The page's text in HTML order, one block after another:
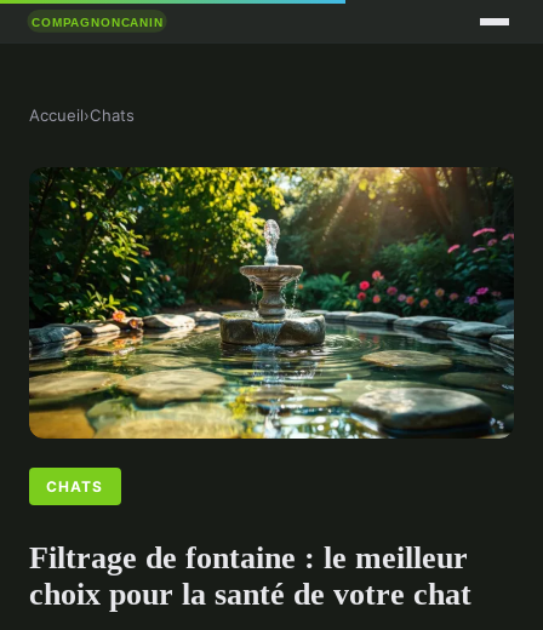
Accueil›Chats
CHATS
Filtrage de fontaine : le meilleur
choix pour la santé de votre chat